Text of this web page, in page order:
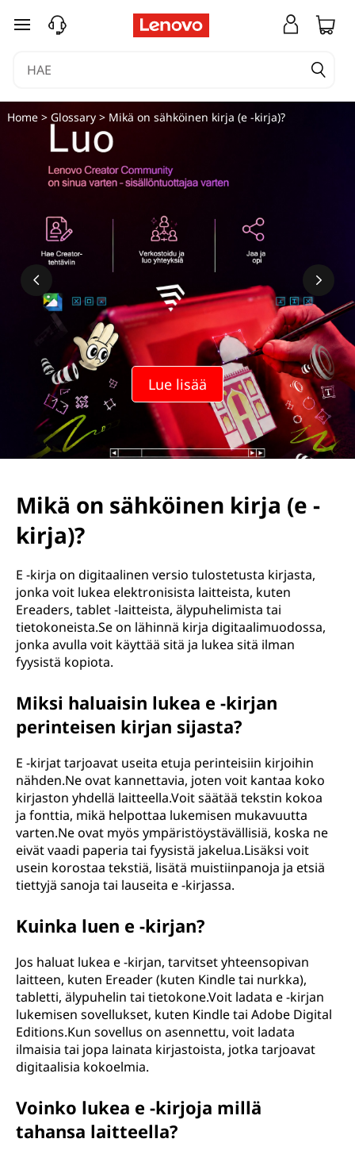
M
ä
e
siirry pääsisältöön
Lue lisää
Home> Glossary> Mikä on sähköinen kirja (e -kirja)?
Mikä on sähköinen kirja (e -
kirja)?
E -kirja on digitaalinen versio tulostetusta kirjasta,
jonka voit lukea elektronisista laitteista, kuten
Ereaders, tablet -laitteista, älypuhelimista tai
tietokoneista.Se on lähinnä kirja digitaalimuodossa,
jonka avulla voit käyttää sitä ja lukea sitä ilman
fyysistä kopiota.
Miksi haluaisin lukea e -kirjan
perinteisen kirjan sijasta?
E -kirjat tarjoavat useita etuja perinteisiin kirjoihin
nähden.Ne ovat kannettavia, joten voit kantaa koko
kirjaston yhdellä laitteella.Voit säätää tekstin kokoa
ja fonttia, mikä helpottaa lukemisen mukavuutta
varten.Ne ovat myös ympäristöystävällisiä, koska ne
eivät vaadi paperia tai fyysistä jakelua.Lisäksi voit
usein korostaa tekstiä, lisätä muistiinpanoja ja etsiä
tiettyjä sanoja tai lauseita e -kirjassa.
Kuinka luen e -kirjan?
Jos haluat lukea e -kirjan, tarvitset yhteensopivan
laitteen, kuten Ereader (kuten Kindle tai nurkka),
tabletti, älypuhelin tai tietokone.Voit ladata e -kirjan
lukemisen sovellukset, kuten Kindle tai Adobe Digital
Editions.Kun sovellus on asennettu, voit ladata
ilmaisia tai jopa lainata kirjastoista, jotka tarjoavat
digitaalisia kokoelmia.
Voinko lukea e -kirjoja millä
tahansa laitteella?